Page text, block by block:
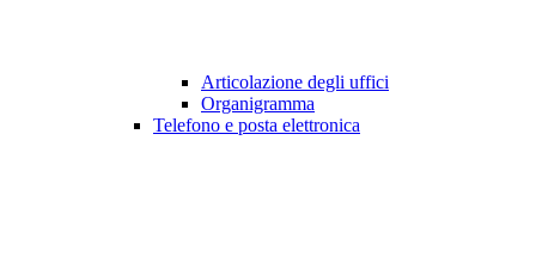
Articolazione degli uffici
Organigramma
Telefono e posta elettronica